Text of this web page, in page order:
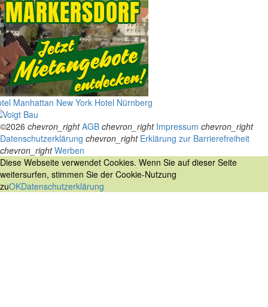
Manhattan New York Hotel Nürnberg
©2026 chevron_right AGB chevron_right Impressum chevron_right
Datenschutzerklärung chevron_right Erklärung zur Barrierefreiheit
chevron_right Werben
Diese Webseite verwendet Cookies. Wenn Sie auf dieser Seite
weitersurfen, stimmen Sie der Cookie-Nutzung
zuOKDatenschutzerklärung